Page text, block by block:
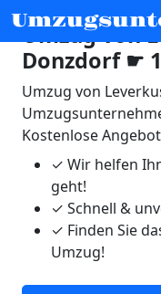
Umzug von
Donzdorf ☛
Umzug von
Kostenlose
✓ Wir helfen
geht!
✓ Schnell &
✓ Finden Sie
Umzug!